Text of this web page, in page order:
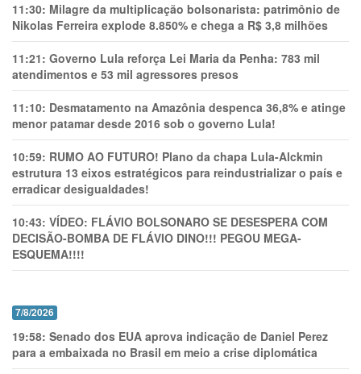
11:30: Milagre da multiplicação bolsonarista: patrimônio de
Nikolas Ferreira explode 8.850% e chega a R$ 3,8 milhões
11:21: Governo Lula reforça Lei Maria da Penha: 783 mil
atendimentos e 53 mil agressores presos
11:10: Desmatamento na Amazônia despenca 36,8% e atinge
menor patamar desde 2016 sob o governo Lula!
10:59: RUMO AO FUTURO! Plano da chapa Lula-Alckmin
estrutura 13 eixos estratégicos para reindustrializar o país e
erradicar desigualdades!
10:43: VÍDEO: FLÁVIO BOLSONARO SE DESESPERA COM
DECISÃO-BOMBA DE FLÁVIO DINO!!! PEGOU MEGA-
ESQUEMA!!!!
7/8/2026
19:58: Senado dos EUA aprova indicação de Daniel Perez
para a embaixada no Brasil em meio a crise diplomática